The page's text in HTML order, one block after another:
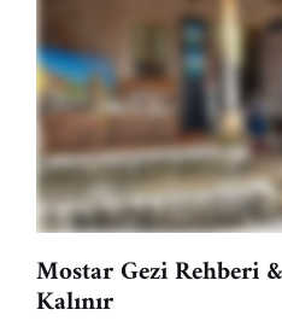
Mostar Gezi Rehberi
Kalınır